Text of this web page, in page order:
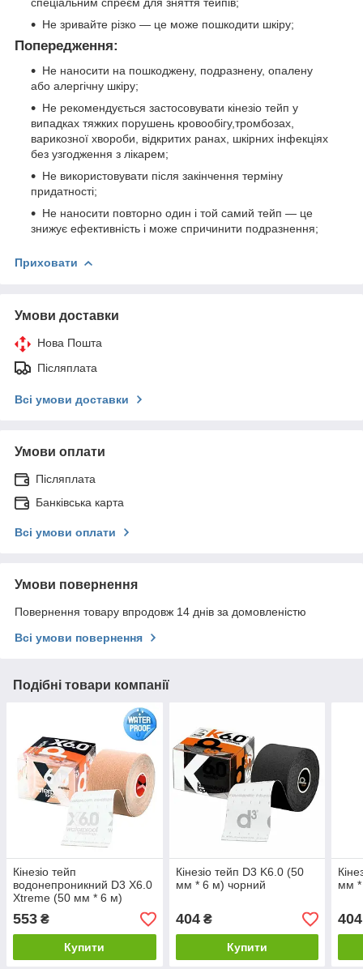
Не зривайте різко — це може пошкодити шкіру;
Попередження:
Не наносити на пошкоджену, подразнену, опалену
або алергічну шкіру;
Не рекомендується застосовувати кінезіо тейп у
випадках тяжких порушень кровообігу,тромбозах,
варикозної хвороби, відкритих ранах, шкірних інфекціях
без узгодження з лікарем;
Не використовувати після закінчення терміну
придатності;
Не наносити повторно один і той самий тейп — це
знижує ефективність і може спричинити подразнення;
Приховати
Умови доставки
Нова Пошта
Післяплата
Всі умови доставки
Умови оплати
Післяплата
Банківська карта
Всі умови оплати
Умови повернення
Повернення товару впродовж 14 днів за домовленістю
Всі умови повернення
Подібні товари компанії
Кінезіо тейп
водонепроникний D3 X6.0
Xtreme (50 мм * 6 м)
бежевий
553 ₴
Купити
Кінезіо тейп D3 K6.0 (50
мм * 6 м) чорний
404₴
Купити
мм *
404